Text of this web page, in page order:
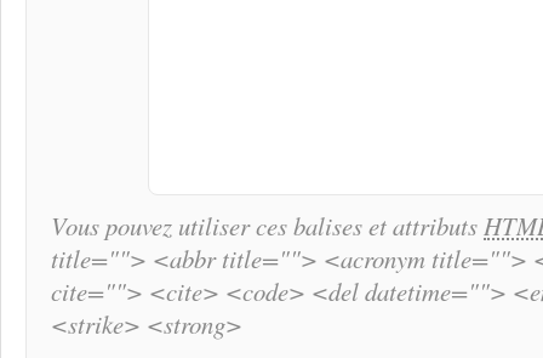
Vous pouvez utiliser ces balises et attributs
title=""> <abbr title=""> <acronym title="">
cite=""> <cite> <code> <del datetime="">
<strike> <strong>